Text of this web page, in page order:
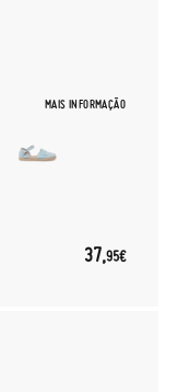
MAIS INFORMAÇÃO
37,95€